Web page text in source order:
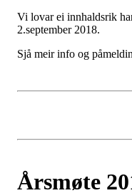
Vi lovar ei innhaldsrik
2.september 2018.
Sjå meir info og
Årsmøte